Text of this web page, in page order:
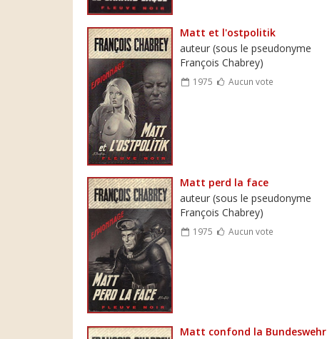
Matt et l'ostpolitik
auteur (sous le pseudonyme
François Chabrey)
1975 Aucun vote
Matt perd la face
auteur (sous le pseudonyme
François Chabrey)
1975 Aucun vote
Matt confond la Bundeswehr